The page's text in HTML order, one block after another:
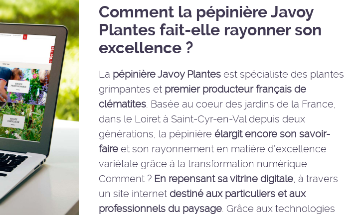
Comment la pépinière Javoy
Plantes fait-elle rayonner son
excellence ?
La pépinière Javoy Plantes est spécialiste des plantes
grimpantes et premier producteur français de
clématites . Basée au coeur des jardins de la France,
dans le Loiret à Saint-Cyr-en-Val depuis deux
générations, la pépinière élargit encore son savoir-
faire et son rayonnement en matière d’excellence
variétale grâce à la transformation numérique.
Comment ? En repensant sa vitrine digitale , à travers
un site internet destiné aux particuliers et aux
professionnels du paysage . Grâce aux technologies